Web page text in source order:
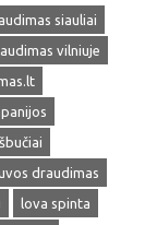
siauliai
vilniuje
draudimas
lova spinta